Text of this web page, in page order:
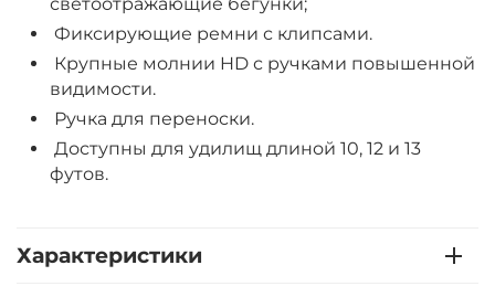
светоотражающие бегунки;
Фиксирующие ремни с клипсами.
Крупные молнии HD с ручками повышенной
видимости.
Ручка для переноски.
Доступны для удилищ длиной 10, 12 и 13
футов.
Характеристики